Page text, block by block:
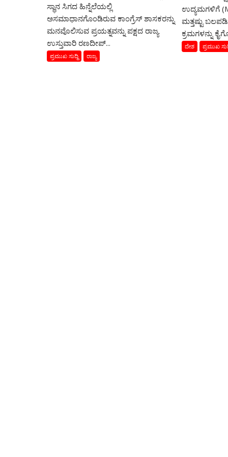
ಸ್ಥಾನ ಸಿಗದ ಹಿನ್ನೆಲೆಯಲ್ಲಿ
ಅಸಮಾಧಾನಗೊಂಡಿರುವ ಕಾಂಗ್ರೆಸ್ ಶಾಸಕರನ್ನು
ಮನವೊಲಿಸುವ ಪ್ರಯತ್ನವನ್ನು ಪಕ್ಷದ ರಾಜ್ಯ
ಉಸ್ತುವಾರಿ ರಣದೀಪ್...
ಪ್ರಮುಖ ಸುದ್ದಿ ರಾಜ್ಯ
ಉದ್ಯಮಗಳಿಗೆ
ಮತ್ತಷ್ಟು
ಕ್ರಮಗಳನ್ನು
ದೇಶ ಪ್ರಮುಖ